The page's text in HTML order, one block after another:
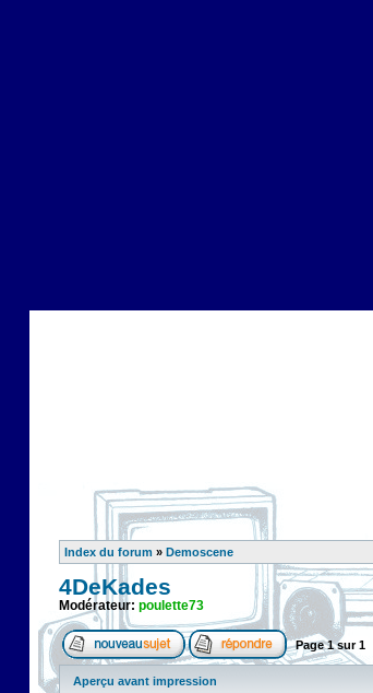
Index du forum » Demoscene
4DeKades
Modérateur: poulette73
Page1sur1
Aperçu avant impression